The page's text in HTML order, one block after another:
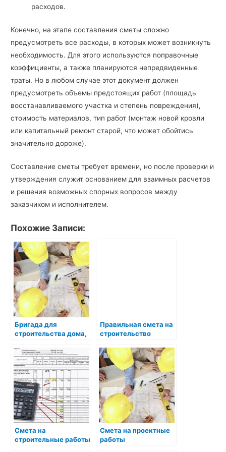
расходов.
Конечно, на этапе составления сметы сложно
предусмотреть все расходы, в которых может возникнуть
необходимость. Для этого используются поправочные
коэффициенты, а также планируются непредвиденные
траты. Но в любом случае этот документ должен
предусмотреть объемы предстоящих работ (площадь
восстанавливаемого участка и степень повреждения),
стоимость материалов, тип работ (монтаж новой кровли
или капитальный ремонт старой, что может обойтись
значительно дороже).
Составление сметы требует времени, но после проверки и
утверждения служит основанием для взаимных расчетов
и решения возможных спорных вопросов между
заказчиком и исполнителем.
Похожие Записи:
Бригада для
строительства дома,
профессионалов
Правильная смета на
строительство
Смета на
строительные работы
Смета на проектные
работы